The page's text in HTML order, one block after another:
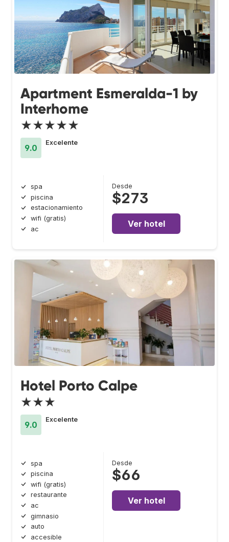
Apartment Esmeralda-1 by
Interhome
★★★★★
9.0
Excelente
spa
piscina
estacionamiento
wifi (gratis)
ac
Desde
$273
Ver hotel
Hotel Porto Calpe
★★★
9.0
Excelente
spa
piscina
wifi (gratis)
restaurante
ac
gimnasio
auto
accesible
Desde
$66
Ver hotel